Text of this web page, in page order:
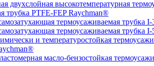
трубка PTFE-FEP Raychman®